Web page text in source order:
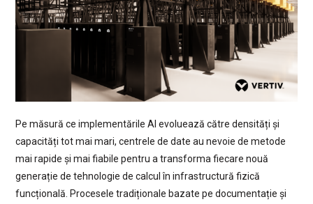
Pe măsură ce implementările AI evoluează către densități și
capacități tot mai mari, centrele de date au nevoie de metode
mai rapide și mai fiabile pentru a transforma fiecare nouă
generație de tehnologie de calcul în infrastructură fizică
funcțională. Procesele tradiționale bazate pe documentație și